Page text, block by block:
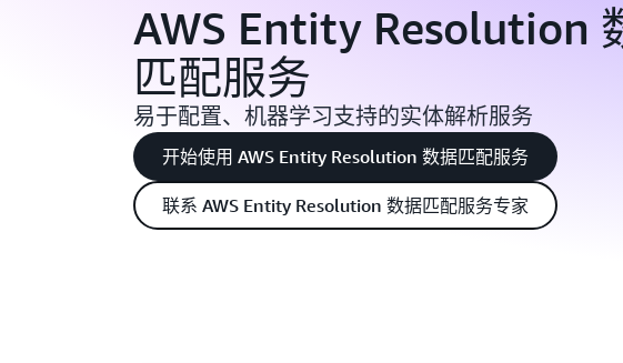
AWS Entity Resolution
匹配服务
易于配置、机器学习支持的实体解析服务
开始使用 AWS Entity Resolution 数据匹配服务
联系 AWS Entity Resolution 数据匹配服务专家